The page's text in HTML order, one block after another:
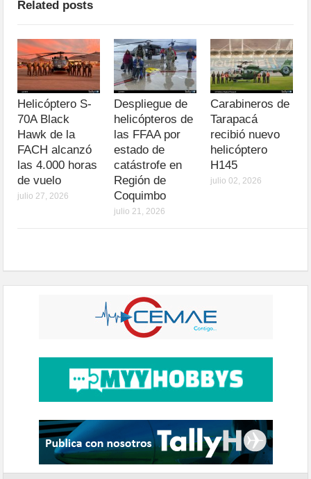
Related posts
Helicóptero S-
70A Black
Hawk de la
FACH alcanzó
las 4.000 horas
de vuelo
julio 27, 2026
Despliegue de
helicópteros de
las FFAA por
estado de
catástrofe en
Región de
Coquimbo
julio 21, 2026
Carabineros de
Tarapacá
recibió nuevo
helicóptero
H145
julio 02, 2026